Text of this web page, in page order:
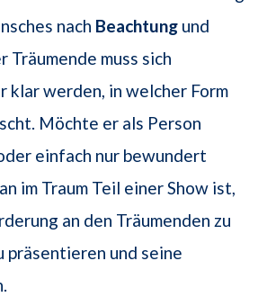
nach Beachtung und
Träumende muss sich
klar werden, in welcher Form
Möchte er als Person
einfach nur bewundert
im Traum Teil einer Show ist,
an den Träumenden zu
präsentieren und seine